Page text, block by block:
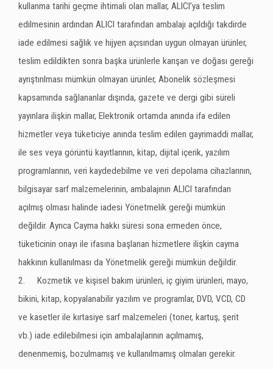
kullanma tarihi geçme ihtimali olan mallar, ALICI’ya teslim
edilmesinin ardından ALICI tarafından ambalajı açıldığı takdirde
iade edilmesi sağlık ve hijyen açısından uygun olmayan ürünler,
teslim edildikten sonra başka ürünlerle karışan ve doğası gereği
ayrıştırılması mümkün olmayan ürünler, Abonelik sözleşmesi
kapsamında sağlananlar dışında, gazete ve dergi gibi süreli
yayınlara ilişkin mallar, Elektronik ortamda anında ifa edilen
hizmetler veya tüketiciye anında teslim edilen gayrimaddi mallar,
ile ses veya görüntü kayıtlarının, kitap, dijital içerik, yazılım
programlarının, veri kaydedebilme ve veri depolama cihazlarının,
bilgisayar sarf malzemelerinin, ambalajının ALICI tarafından
açılmış olması halinde iadesi Yönetmelik gereği mümkün
değildir. Ayrıca Cayma hakkı süresi sona ermeden önce,
tüketicinin onayı ile ifasına başlanan hizmetlere ilişkin cayma
hakkının kullanılması da Yönetmelik gereği mümkün değildir.
2.
Kozmetik ve kişisel bakım ürünleri, iç giyim ürünleri, mayo,
bikini, kitap, kopyalanabilir yazılım ve programlar, DVD, VCD, CD
ve kasetler ile kırtasiye sarf malzemeleri (toner, kartuş, şerit
vb.) iade edilebilmesi için ambalajlarının açılmamış,
denenmemiş, bozulmamış ve kullanılmamış olmaları gerekir.